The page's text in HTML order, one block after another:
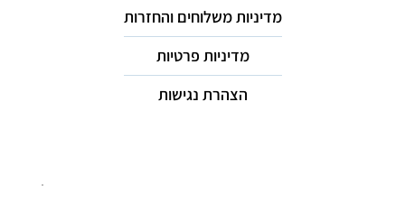
מדיניות משלוחים והחזרות
מדיניות פרטיות
הצהרת נגישות